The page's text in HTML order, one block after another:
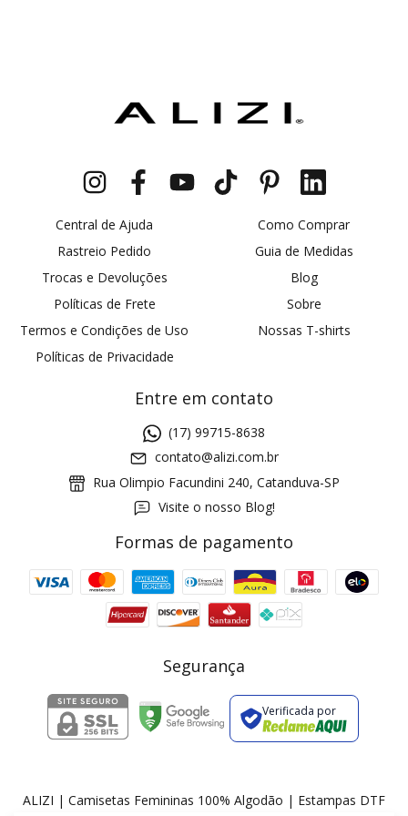
Central de Ajuda
Rastreio Pedido
Trocas e Devoluções
Políticas de Frete
Termos e Condições de Uso
Políticas de Privacidade
Como Comprar
Guia de Medidas
Blog
Sobre
Nossas T-shirts
Entre em contato
(17) 99715-8638
contato@alizi.com.br
Rua Olimpio Facundini 240, Catanduva-SP
Visite o nosso Blog!
Formas de pagamento
Segurança
Verificada por
ALIZI | Camisetas Femininas 100% Algodão | Estampas DTF
Cupom 1a compra: GANHE5
2 pecas 7% OFF